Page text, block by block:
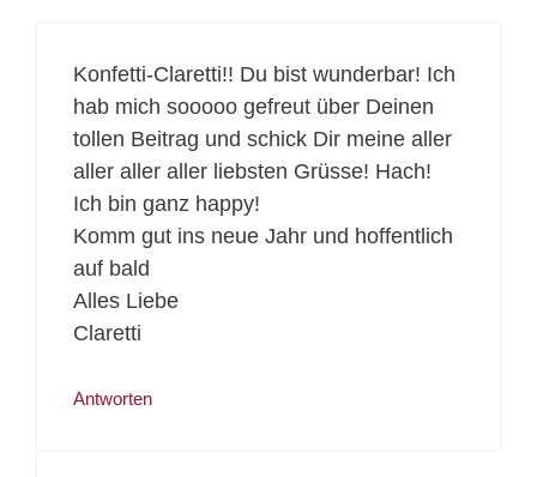
Konfetti-Claretti!! Du bist wunderbar! Ich
hab mich sooooo gefreut über Deinen
tollen Beitrag und schick Dir meine aller
aller aller aller liebsten Grüsse! Hach!
Ich bin ganz happy!
Komm gut ins neue Jahr und hoffentlich
auf bald
Alles Liebe
Claretti
Antworten